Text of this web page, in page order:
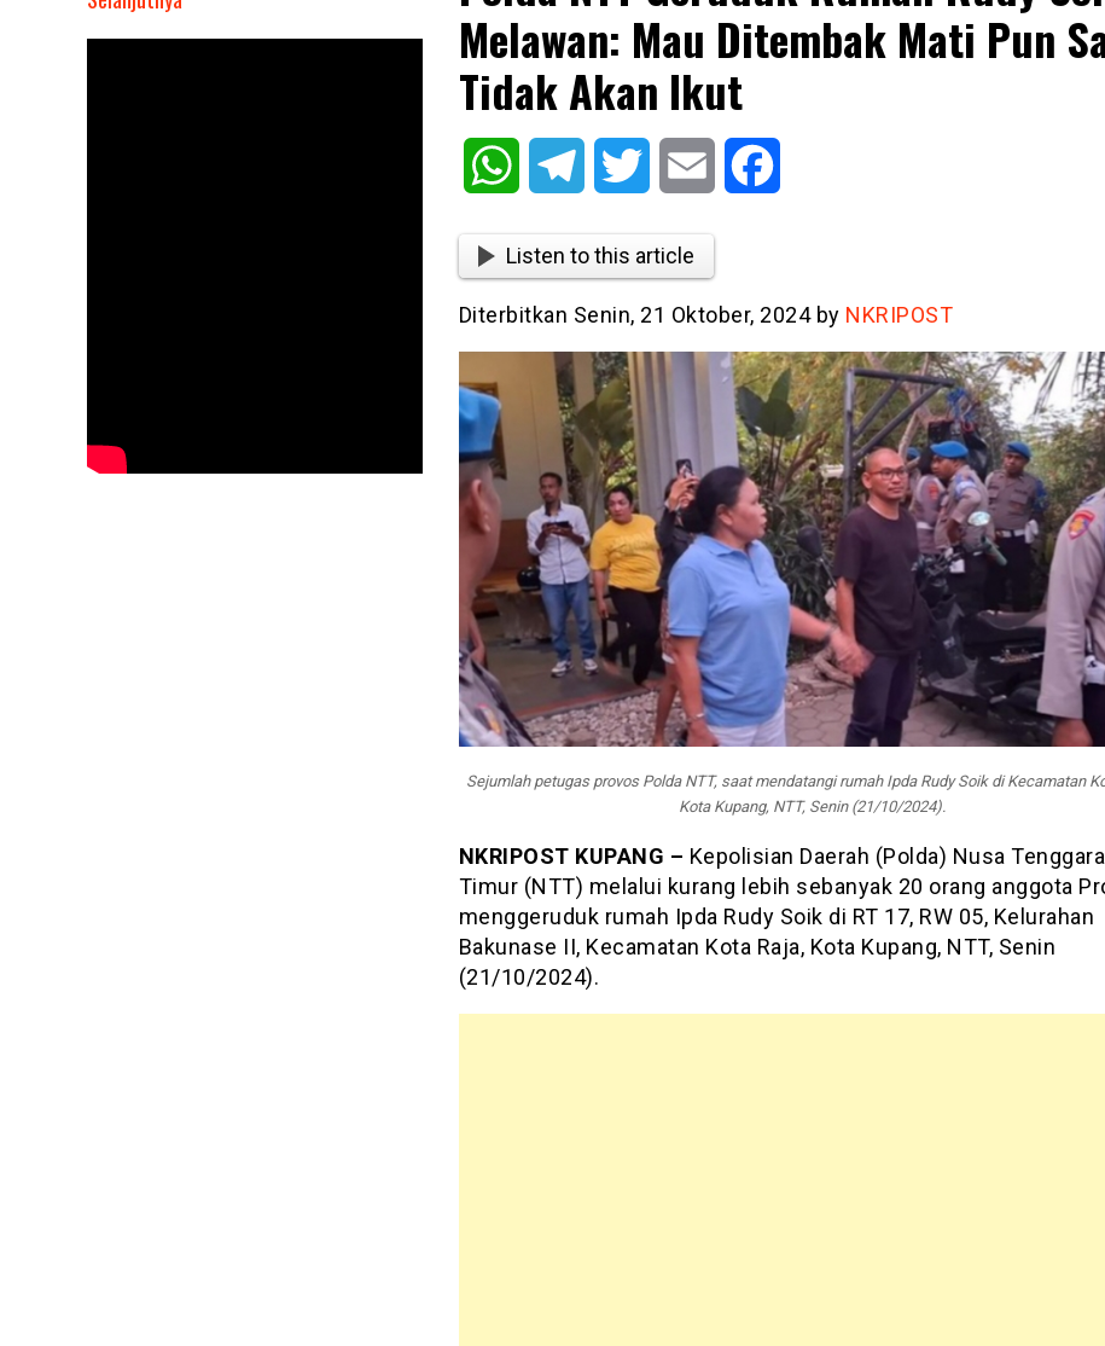
Melawan: Mau Ditembak Mati Pun
Tidak Akan Ikut
WhatsAppTelegram Twitter Email
Listen to this article
Diterbitkan Senin, 21 Oktober, 2024 by NKRIPOST
Sejumlah petugas provos Polda NTT, saat mendatangi rumah Ipda Rudy Soik di Kecamatan
Kota Kupang, NTT, Senin (21/10/2024).
NKRIPOST KUPANG – Kepolisian Daerah (Polda) Nusa Tenggara
Timur (NTT) melalui kurang lebih sebanyak 20 orang anggota
menggeruduk rumah Ipda Rudy Soik di RT 17, RW 05, Kelurahan
Bakunase II, Kecamatan Kota Raja, Kota Kupang, NTT, Senin
(21/10/2024).